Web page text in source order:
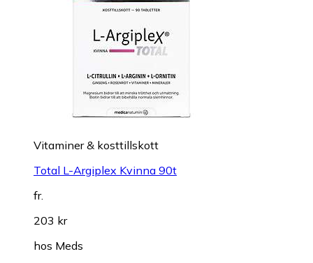
Vitaminer & kosttillskott
Total L-Argiplex Kvinna 90t
fr.
203 kr
hos Meds